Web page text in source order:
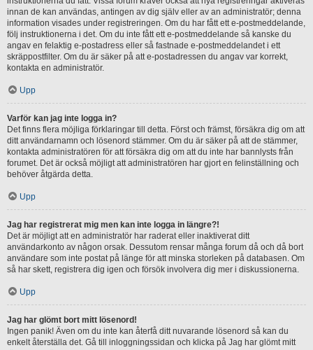
innan de kan användas, antingen av dig själv eller av an administratör; denna
information visades under registreringen. Om du har fått ett e-postmeddelande,
följ instruktionerna i det. Om du inte fått ett e-postmeddelande så kanske du
angav en felaktig e-postadress eller så fastnade e-postmeddelandet i ett
skräppostfilter. Om du är säker på att e-postadressen du angav var korrekt,
kontakta en administratör.
Upp
Varför kan jag inte logga in?
Det finns flera möjliga förklaringar till detta. Först och främst, försäkra dig om att
ditt användarnamn och lösenord stämmer. Om du är säker på att de stämmer,
kontakta administratören för att försäkra dig om att du inte har bannlysts från
forumet. Det är också möjligt att administratören har gjort en felinställning och
behöver åtgärda detta.
Upp
Jag har registrerat mig men kan inte logga in längre?!
Det är möjligt att en administratör har raderat eller inaktiverat ditt
användarkonto av någon orsak. Dessutom rensar många forum då och då bort
användare som inte postat på länge för att minska storleken på databasen. Om
så har skett, registrera dig igen och försök involvera dig mer i diskussionerna.
Upp
Jag har glömt bort mitt lösenord!
Ingen panik! Även om du inte kan återfå ditt nuvarande lösenord så kan du
enkelt återställa det. Gå till inloggningssidan och klicka på Jag har glömt mitt